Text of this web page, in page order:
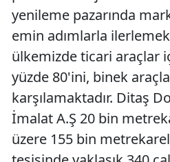
yenileme pazarında
emin adımlarla
ülkemizde ticari araçlar
yüzde 80'ini, binek
karşılamaktadır. Ditaş
İmalat A.Ş 20 bin
üzere 155 bin